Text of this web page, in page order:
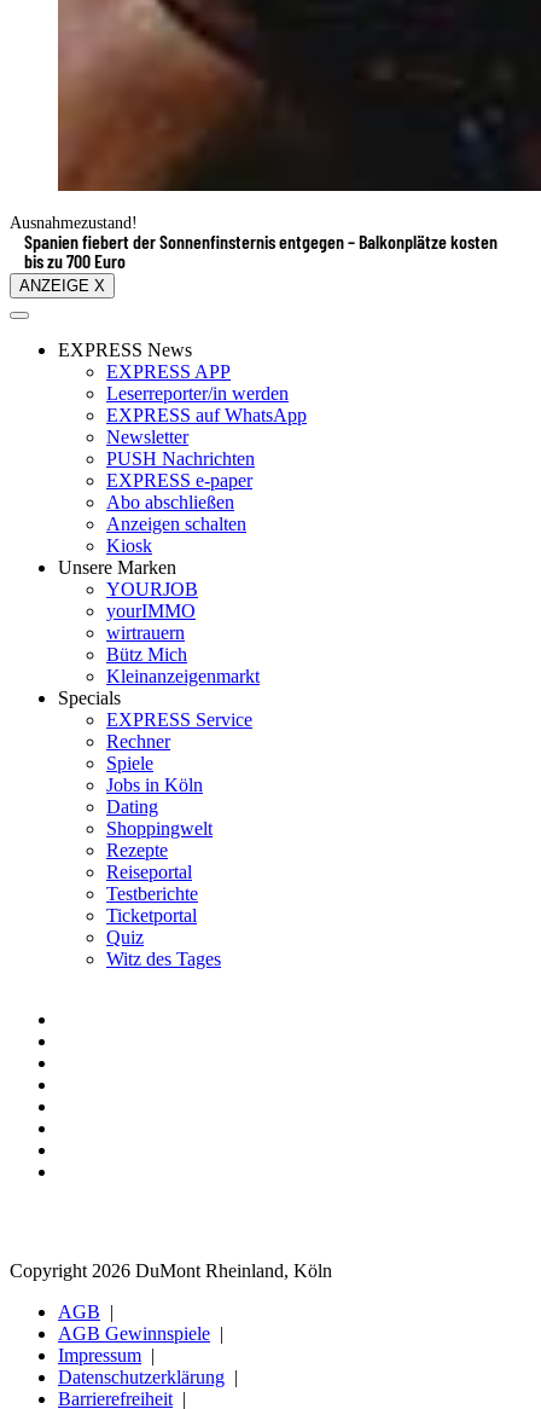
Ausnahmezustand!
Spanien fiebert der Sonnenfinsternis entgegen – Balkonplätze kosten
bis zu 700 Euro
ANZEIGE X
EXPRESS News
EXPRESS APP
Leserreporter/in werden
EXPRESS auf WhatsApp
Newsletter
PUSH Nachrichten
EXPRESS e-paper
Abo abschließen
Anzeigen schalten
Kiosk
Unsere Marken
YOURJOB
yourIMMO
wirtrauern
Bütz Mich
Kleinanzeigenmarkt
Specials
EXPRESS Service
Rechner
Spiele
Jobs in Köln
Dating
Shoppingwelt
Rezepte
Reiseportal
Testberichte
Ticketportal
Quiz
Witz des Tages
Copyright 2026 DuMont Rheinland, Köln
AGB
AGB Gewinnspiele
Impressum
Datenschutzerklärung
Barrierefreiheit